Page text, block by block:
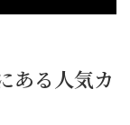
ある人気カ